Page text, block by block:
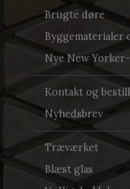
Brugte døre
Byggematerialer
Nye New
Kontakt og
Nyhedsbrev
Træværket
Blæst glas